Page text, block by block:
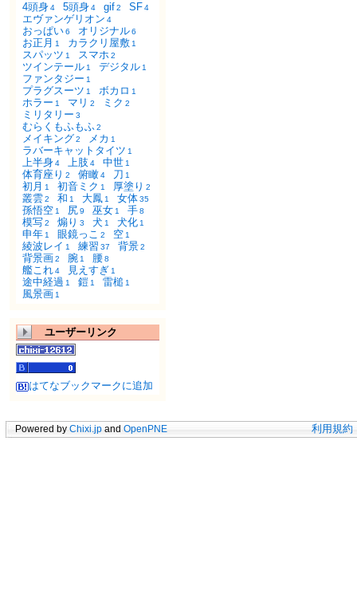
4頭身4 5頭身4 gif2 SF4
エヴァンゲリオン 4
おっぱい6 オリジナル6
お正月 1 カラクリ屋敷 1
スパッツ 1 スマホ 2
ツインテール 1 デジタル 1
ファンタジー 1
プラグスーツ 1 ボカロ 1
ホラー 1 マリ 2 ミク 2
ミリタリー 3
むらくもふもふ2
メイキング2 メカ 1
ラバーキャットタイツ 1
上半身4 上肢 4 中世 1
体育座り 2 俯瞰4 刀 1
初月 1 初音ミク 1 厚塗り 2
叢雲2 和 1 大鳳 1 女体35
孫悟空 1 尻9 巫女 1 手8
模写2 煽り 3 犬 1 犬化 1
申年 1 眼鏡っこ 2 空 1
綾波レイ 1 練習 37 背景2
背景画2 腕 1 腰8
艦これ4 見えすぎ 1
途中経過 1 鎧 1 雷槌 1
風景画 1
ユーザーリンク
はてなブックマークに追加
Powered by Chixi.jp and OpenPNE 利用規約